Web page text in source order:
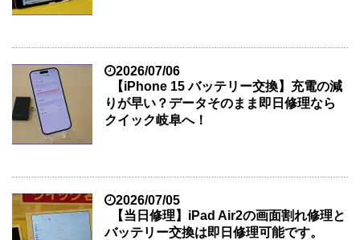
2026/07/06
【iPhone 15 バッテリー交換】充電の減
りが早い？データそのまま即日修理なら
クイック岐阜へ！
2026/07/05
【当日修理】iPad Air2の画面割れ修理と
バッテリー交換は即日修理可能です。